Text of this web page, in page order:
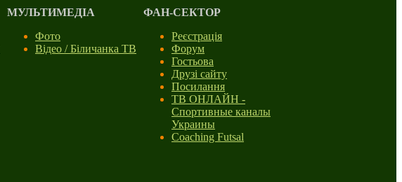
МУЛЬТИМЕДІА
Фото
Відео / Біличанка ТВ
ФАН-СЕКТОР
Реєстрація
Форум
Гостьова
Друзі сайту
Посилання
ТВ ОНЛАЙН -
Спортивные каналы
Украины
Coaching Futsal